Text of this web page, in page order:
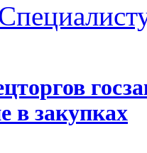
в закупках